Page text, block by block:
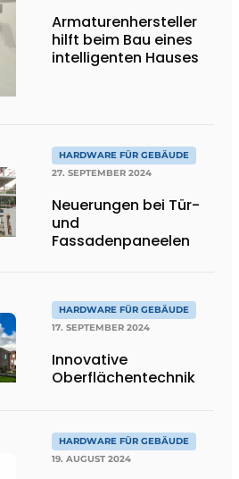
Armaturenhersteller
hilft beim Bau eines
intelligenten Hauses
HARDWARE FÜR GEBÄUDE
27. SEPTEMBER 2024
Neuerungen bei Tür-
und
Fassadenpaneelen
HARDWARE FÜR GEBÄUDE
17. SEPTEMBER 2024
Innovative
Oberflächentechnik
HARDWARE FÜR GEBÄUDE
19. AUGUST 2024